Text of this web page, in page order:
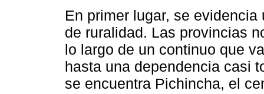
En primer lugar, se
de ruralidad. Las provincias
lo largo de un continuo que
hasta una dependencia casi
se encuentra Pichincha, el